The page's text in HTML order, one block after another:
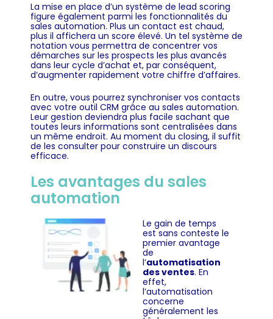
La mise en place d’un système de lead scoring
figure également parmi les fonctionnalités du
sales automation. Plus un contact est chaud,
plus il affichera un score élevé. Un tel système de
notation vous permettra de concentrer vos
démarches sur les prospects les plus avancés
dans leur cycle d’achat et, par conséquent,
d’augmenter rapidement votre chiffre d’affaires.
En outre, vous pourrez synchroniser vos contacts
avec votre outil CRM grâce au sales automation.
Leur gestion deviendra plus facile sachant que
toutes leurs informations sont centralisées dans
un même endroit. Au moment du closing, il suffit
de les consulter pour construire un discours
efficace.
Les avantages du sales
automation
Le gain de temps
est sans conteste le
premier avantage
de
l’automatisation
des ventes. En
effet,
l’automatisation
concerne
généralement les